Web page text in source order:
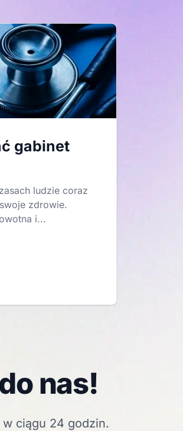
gabinet
ludzie coraz
zdrowie.
i...
nas!
ciągu 24 godzin.